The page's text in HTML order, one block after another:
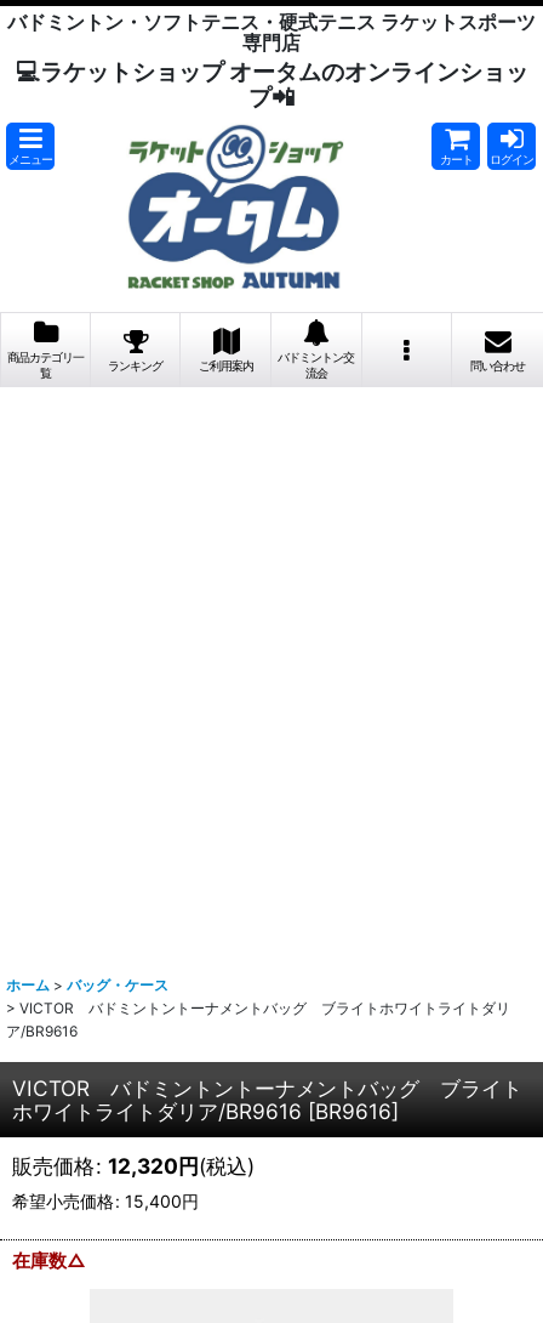
バドミントン・ソフトテニス・硬式テニス ラケットスポーツ
専門店
💻ラケットショップ オータムのオンラインショッ
プ📲
メニュー カート ログイン
商品カテゴリ一
覧
ランキング ご利用案内
バドミントン交
流会
問い合わせ
ホーム > バッグ・ケース
> VICTOR バドミントントーナメントバッグ ブライトホワイトライトダリ
ア/BR9616
VICTOR バドミントントーナメントバッグ ブライト
ホワイトライトダリア/BR9616 [BR9616]
販売価格: 12,320円(税込)
希望小売価格: 15,400円
在庫数△